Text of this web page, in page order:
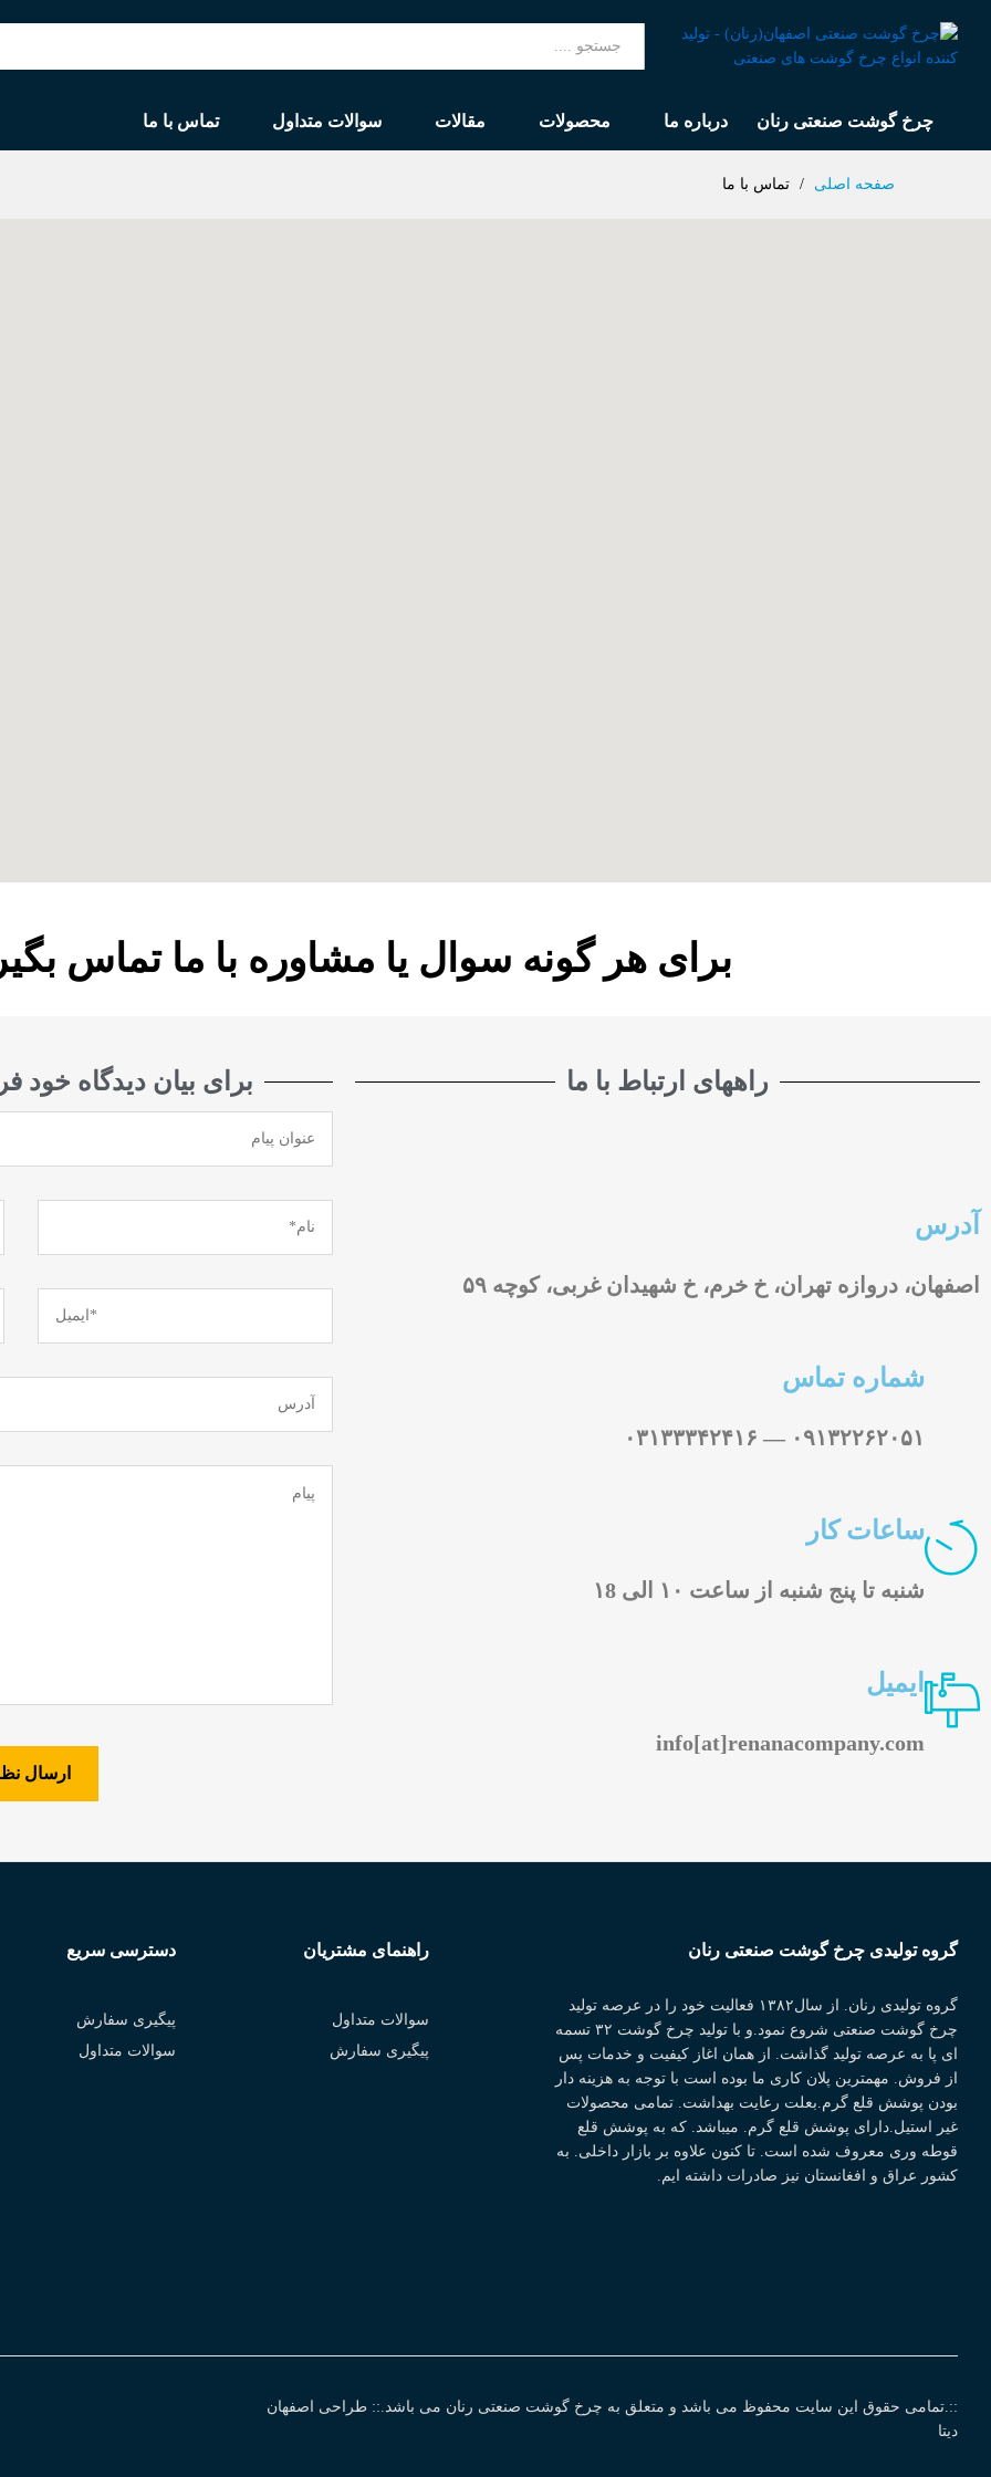
همه
چرخ گوشت صنعتی رنان درباره ما محصولات مقالات سوالات متداول تماس با ما
صفحه اصلی / تماس با ما
برای هر گونه سوال یا مشاوره با ما تماس
راههای ارتباط با ما
آدرس
اصفهان، دروازه تهران، خ خرم، خ شهیدان غربی، کوچه ۵۹
شماره تماس
۰۹۱۳۲۲۶۲۰۵۱ — ۰۳۱۳۳۳۴۲۴۱۶
ساعات کار
شنبه تا پنج شنبه از ساعت ۱۰ الی ۱8
ایمیل
info[at]renanacompany.com
برای بیان دیدگاه خود
گروه تولیدی چرخ گوشت صنعتی رنان
گروه تولیدی رنان. از سال۱۳۸۲ فعالیت خود را در عرصه تولید
چرخ گوشت صنعتی شروع نمود.و با تولید چرخ گوشت ۳۲ تسمه
ای پا به عرصه تولید گذاشت. از همان اغاز کیفیت و خدمات پس
از فروش. مهمترین پلان کاری ما بوده است با توجه به هزینه دار
بودن پوشش قلع گرم.بعلت رعایت بهداشت. تمامی محصولات
غیر استیل.دارای پوشش قلع گرم. میباشد. که به پوشش قلع
قوطه وری معروف شده است. تا کنون علاوه بر بازار داخلی. به
کشور عراق و افغانستان نیز صادرات داشته ایم.
راهنمای مشتریان
سوالات متداول
پیگیری سفارش
دسترسی سریع
پیگیری سفارش
سوالات متداول
::.تمامی حقوق این سایت محفوظ می باشد و متعلق به چرخ گوشت صنعتی رنان می باشد.:: طراحی اصفهان
دیتا